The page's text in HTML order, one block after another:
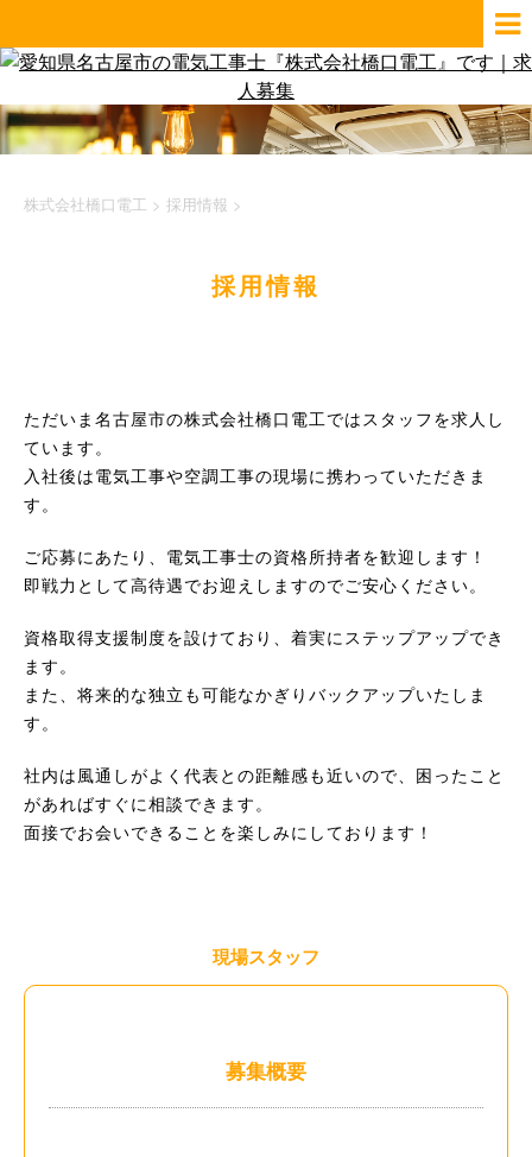
株式会社橋口電工 > 採用情報 >
採用情報
ただいま名古屋市の株式会社橋口電工ではスタッフを求人し
ています。
入社後は電気工事や空調工事の現場に携わっていただきま
す。
ご応募にあたり、電気工事士の資格所持者を歓迎します！
即戦力として高待遇でお迎えしますのでご安心ください。
資格取得支援制度を設けており、着実にステップアップでき
ます。
また、将来的な独立も可能なかぎりバックアップいたしま
す。
社内は風通しがよく代表との距離感も近いので、困ったこと
があればすぐに相談できます。
面接でお会いできることを楽しみにしております！
現場スタッフ
募集概要